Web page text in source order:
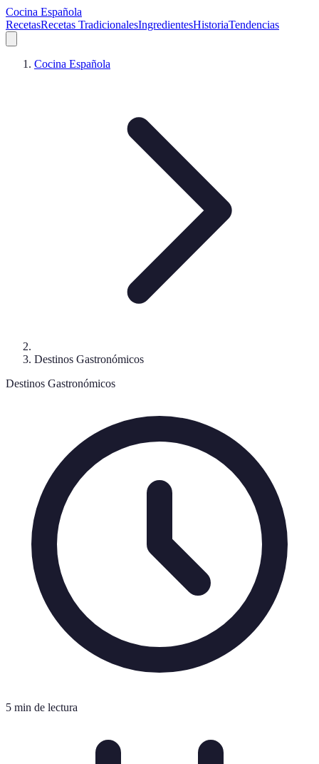
Cocina Española
RecetasRecetas TradicionalesIngredientesHistoriaTendencias
Cocina Española
Destinos Gastronómicos
Destinos Gastronómicos
5 min de lectura